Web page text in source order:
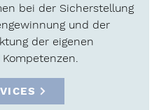
bei der Sicherstellung
und der
der eigenen